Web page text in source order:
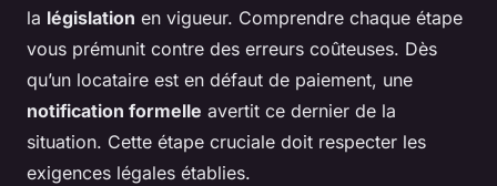
la législation en vigueur. Comprendre chaque étape
vous prémunit contre des erreurs coûteuses. Dès
qu’un locataire est en défaut de paiement, une
notification formelle avertit ce dernier de la
situation. Cette étape cruciale doit respecter les
exigences légales établies.